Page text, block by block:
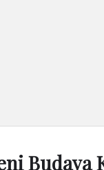
Budaya